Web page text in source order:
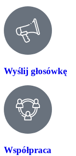
Wyślij głosówkę
Współpraca